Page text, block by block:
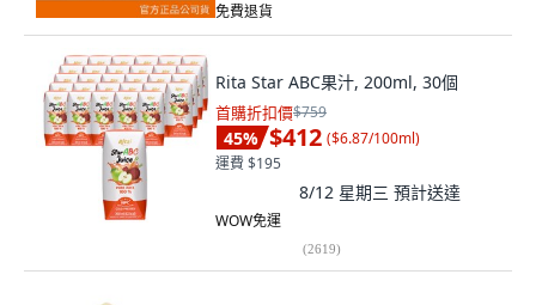
免費退貨
Rita Star ABC果汁, 200ml, 30個
首購折扣價$759
45% $412 ($6.87/100ml)
運費 $195
8/12 星期三 預計送達
WOW免運
(2619)